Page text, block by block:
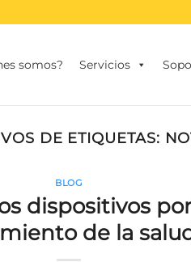
somos? Servicios
DE ETIQUETAS:
BLOG
dispositivos
de la